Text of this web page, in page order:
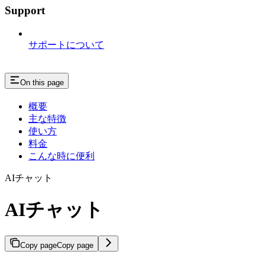
Support
サポートについて
On this page
概要
主な特徴
使い方
料金
こんな時に便利
AIチャット
AIチャット
Copy pageCopy page